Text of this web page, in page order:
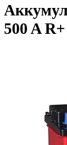
500 A